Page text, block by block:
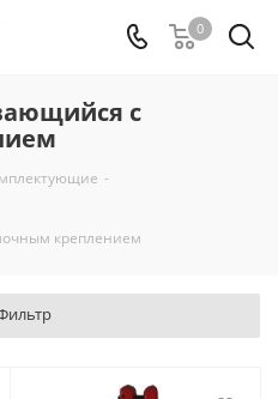
0
с
-
креплением